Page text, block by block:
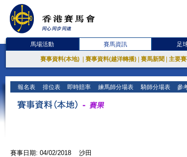
馬場活動 賽馬資訊 足
賽事資料(本地) 賽事資料(越洋轉播) 賽馬新聞 主要
報名表 排位表 即時賠率 練馬師分場表 騎師分場表 參
賽事日期: 04/02/2018 沙田